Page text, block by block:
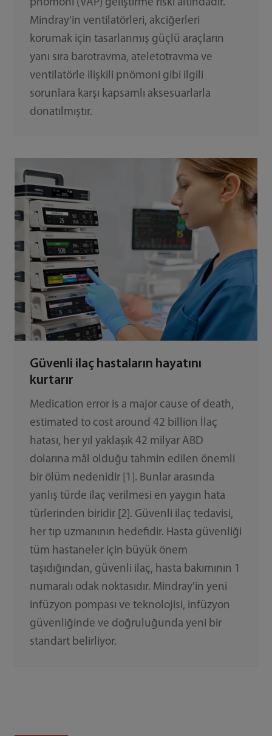
pnömoni (VAP) geliştirme riski altındadır.
Mindray'in ventilatörleri, akciğerleri
korumak için tasarlanmış güçlü araçların
yanı sıra barotravma, ateletotravma ve
ventilatörle ilişkili pnömoni gibi ilgili
sorunlara karşı kapsamlı aksesuarlarla
donatılmıştır.
Güvenli ilaç hastaların hayatını
kurtarır
Medication error is a major cause of death,
estimated to cost around 42 billion İlaç
hatası, her yıl yaklaşık 42 milyar ABD
dolarına mâl olduğu tahmin edilen önemli
bir ölüm nedenidir [1]. Bunlar arasında
yanlış türde ilaç verilmesi en yaygın hata
türlerinden biridir [2]. Güvenli ilaç tedavisi,
her tıp uzmanının hedefidir. Hasta güvenliği
tüm hastaneler için büyük önem
taşıdığından, güvenli ilaç, hasta bakımının 1
numaralı odak noktasıdır. Mindray'in yeni
infüzyon pompası ve teknolojisi, infüzyon
güvenliğinde ve doğruluğunda yeni bir
standart belirliyor.